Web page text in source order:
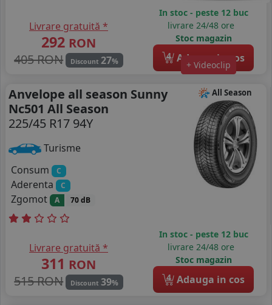
+ Videoclip
Livrare gratuită *
292 RON
405 RON
Discount 27%
In stoc - peste 12 buc
livrare 24/48 ore
Stoc magazin
4 Adauga in cos
All Season
Anvelope all season Sunny
Nc501 All Season
225/45 R17 94Y
Turisme
Consum
C
Aderenta C
Zgomot A 70 dB
Livrare gratuită *
311 RON
515 RON
Discount 39%
In stoc - peste 12 buc
livrare 24/48 ore
Stoc magazin
4 Adauga in cos